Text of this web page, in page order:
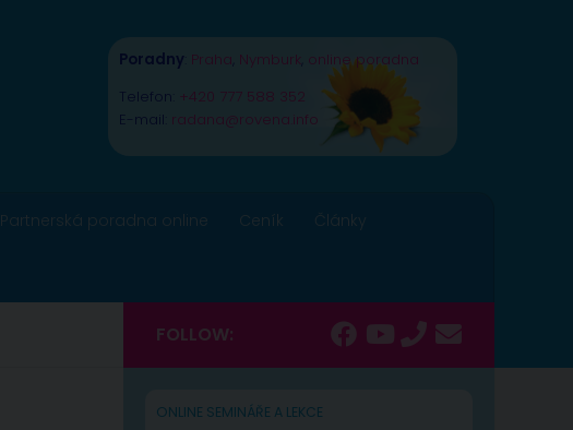
Poradny Praha Nymburk online poradna
Telefon: +420 777 588 352
E-mail: radana@rovena.info
Partnerská poradna online Ceník Články
FOLLOW:
ONLINE SEMINÁŘE A LEKCE